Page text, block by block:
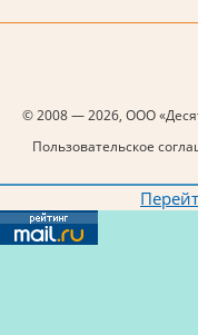
© 2008 — 2026, ООО
Пользовательское